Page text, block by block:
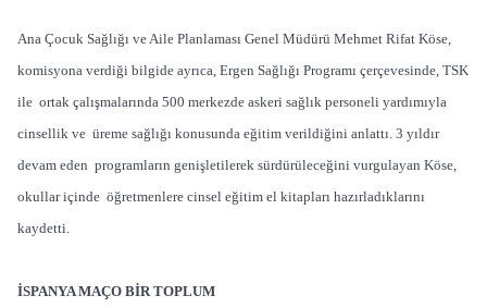
Ana Çocuk Sağlığı ve Aile Planlaması Genel Müdürü Mehmet Rifat Köse,
komisyona verdiği bilgide ayrıca, Ergen Sağlığı Programı çerçevesinde, TSK
ile ortak çalışmalarında 500 merkezde askeri sağlık personeli yardımıyla
cinsellik ve üreme sağlığı konusunda eğitim verildiğini anlattı. 3 yıldır
devam eden programların genişletilerek sürdürüleceğini vurgulayan Köse,
okullar içinde öğretmenlere cinsel eğitim el kitapları hazırladıklarını
kaydetti.
İSPANYA MAÇO BİR TOPLUM